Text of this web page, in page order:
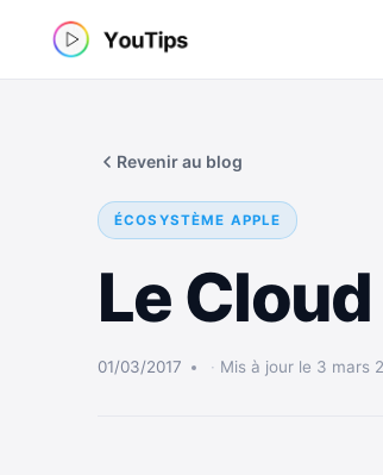
Revenir au blog
ÉCOSYSTÈME APPLE
Le
01/03/2017 Mis à jour le 3 mars